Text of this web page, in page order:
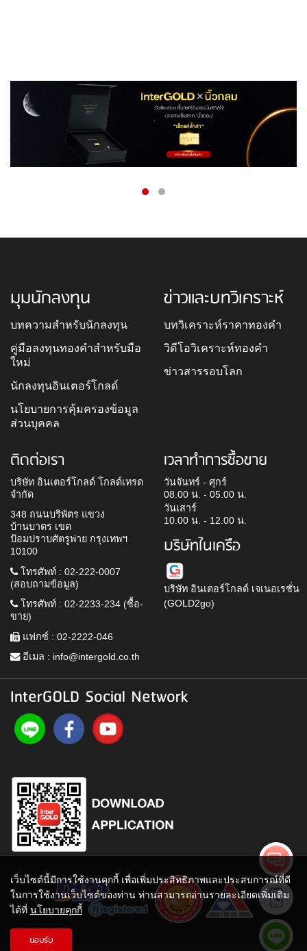
มุมนักลงทุน
บทความสำหรับนักลงทุน
คู่มือลงทุนทองคำสำหรับมือ
ใหม่
นักลงทุนอินเตอร์โกลด์
นโยบายการคุ้มครองข้อมูล
ส่วนบุคคล
ข่าวและบทวิเคราะห์
บทวิเคราะห์ราคาทองคำ
วิดีโอวิเคราะห์ทองคำ
ข่าวสารรอบโลก
ติดต่อเรา
บริษัท อินเตอร์โกลด์ โกลด์เทรด
จำกัด
348 ถนนบริพัตร แขวง
บ้านบาตร เขต
ป้อมปราบศัตรูพ่าย กรุงเทพฯ
10100
โทรศัพท์ : 02-222-0007
(สอบถามข้อมูล)
โทรศัพท์ : 02-2233-234 (ซื้อ-
ขาย)
แฟกซ์ : 02-2222-046
อีเมล : info@intergold.co.th
เวลาทำการซื้อขาย
วันจันทร์ - ศุกร์
08.00 น. - 05.00 น.
วันเสาร์
10.00 น. - 12.00 น.
บริษัทในเครือ
บริษัท อินเตอร์โกลด์ เจเนอเรชั่น
(GOLD2go)
InterGOLD Social Network
เว็บไซต์นี้มีการใช้งานคุกกี้ เพื่อเพิ่มประสิทธิภาพและประสบการณ์ที่ดี
ในการใช้งานเว็บไซต์ของท่าน ท่านสามารถอ่านรายละเอียดเพิ่มเติม
ได้ที่ นโยบายคุกกี้
ยอมรับ